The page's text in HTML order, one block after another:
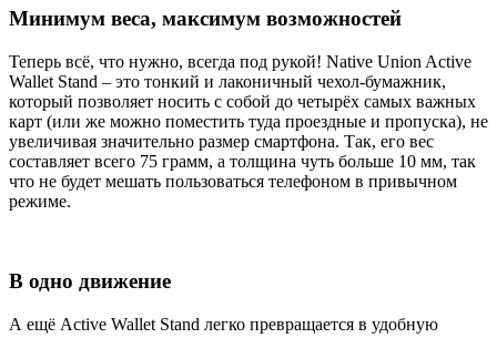
Минимум веса, максимум возможностей
Теперь всё, что нужно, всегда под рукой! Native Union Active
Wallet Stand – это тонкий и лаконичный чехол-бумажник,
который позволяет носить с собой до четырёх самых важных
карт (или же можно поместить туда проездные и пропуска), не
увеличивая значительно размер смартфона. Так, его вес
составляет всего 75 грамм, а толщина чуть больше 10 мм, так
что не будет мешать пользоваться телефоном в привычном
режиме.
В одно движение
А ещё Active Wallet Stand легко превращается в удобную